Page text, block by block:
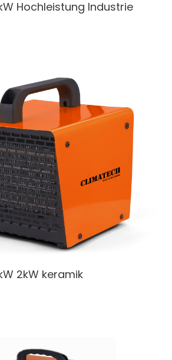
Hochleistung Industrie
2kW keramik